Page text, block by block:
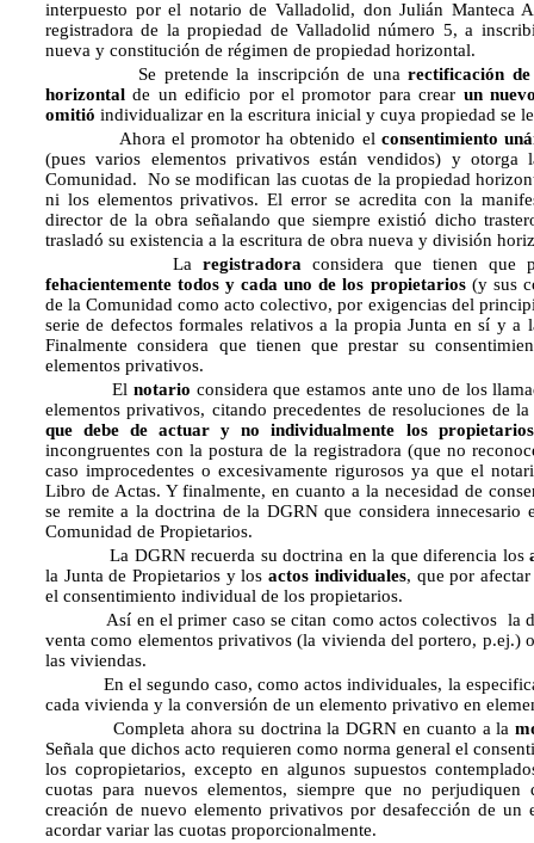
interpuesto por el notario de Valladolid, don Julián Manteca
registradora de la propiedad de Valladolid número 5, a
nueva y constitución de régimen de propiedad horizontal.
Se pretende la inscripción de unarectificación
horizontal de un edificio por el promotor para crear un
omitió individualizar en la escritura inicial y cuya propiedad se
Ahora el promotor ha obtenido el consentimiento
(pues varios elementos privativos están vendidos) y otorga
Comunidad. No se modifican las cuotas de la propiedad
ni los elementos privativos. El error se acredita con la
director de la obra señalando que siempre existió dicho
trasladó su existencia a la escritura de obra nueva y división
Laregistradora considera que tienen que
fehacientemente todos y cada uno de los propietarios(y sus
de la Comunidad como acto colectivo, por exigencias del
serie de defectos formales relativos a la propia Junta en sí y a
Finalmente considera que tienen que prestar su
elementos privativos.
El notario considera que estamos ante uno de los
elementos privativos, citando precedentes de resoluciones de
que debe de actuar y no individualmente los propietarios
incongruentes con la postura de la registradora (que no
caso improcedentes o excesivamente rigurosos ya que el
Libro de Actas. Y finalmente, en cuanto a la necesidad de
se remite a la doctrina de la DGRN que considera innecesario
Comunidad de Propietarios.
La DGRN recuerda su doctrina en la que diferencia los
la Junta de Propietarios y losactos individuales, que por
el consentimiento individual de los propietarios.
Así en el primer caso se citan como actos colectivos la
venta como elementos privativos (la vivienda del portero, p.ej.)
las viviendas.
En el segundo caso, como actos individuales, la
cada vivienda y la conversión de un elemento privativo en
Completa ahora su doctrina la DGRN en cuanto a la
Señala que dichos acto requieren como norma general el
los copropietarios, excepto en algunos supuestos
cuotas para nuevos elementos, siempre que no
creación de nuevo elemento privativos por desafección de un
acordar variar las cuotas proporcionalmente.